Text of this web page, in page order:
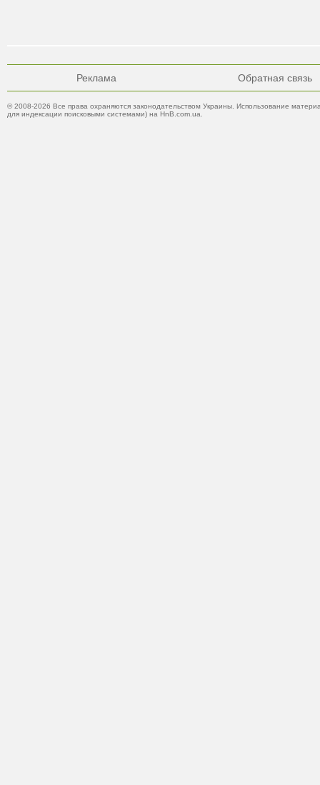
Реклама Обратная связь
© 2008-2026 Все права охраняются законодательством Украины. Использование
для индексации поисковыми системами) на HnB.com.ua.